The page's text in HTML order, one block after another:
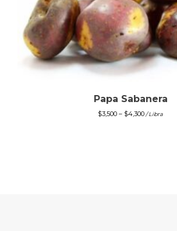
Papa Sabanera
$3,500 – $4,300 / Libra